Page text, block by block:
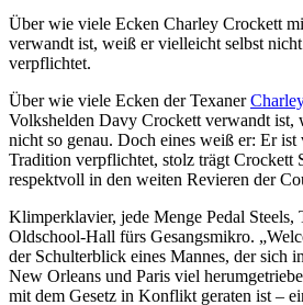
Über wie viele Ecken Charley Crockett
verwandt ist, weiß er vielleicht selbst
verpflichtet.
Über wie viele Ecken der Texaner
Volkshelden Davy Crockett verwandt ist,
nicht so genau. Doch eines weiß er: Er
Tradition verpflichtet, stolz trägt Crockett
respektvoll in den weiten Revieren der
Klimperklavier, jede Menge Pedal Steels,
Oldschool-Hall fürs Gesangsmikro.
der Schulterblick eines Mannes, der sich
New Orleans und Paris viel
mit dem Gesetz in Konflikt geraten ist –